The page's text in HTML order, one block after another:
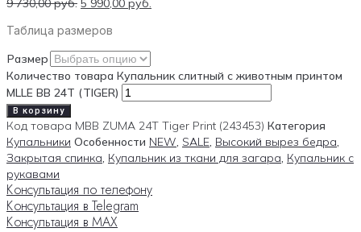
9 730,00руб. 5 990,00 руб.
Таблица размеров
Размер
Количество товара Купальник слитный с животным принтом
MLLE BB 24T (TIGER)
В корзину
Код товара MBB ZUMA 24T Tiger Print (243453) Категория
Купальники Особенности NEW, SALE, Высокий вырез бедра,
Закрытая спинка, Купальник из ткани для загара, Купальник с
рукавами
Консультация по телефону
Консультация в Telegram
Консультация в MAX